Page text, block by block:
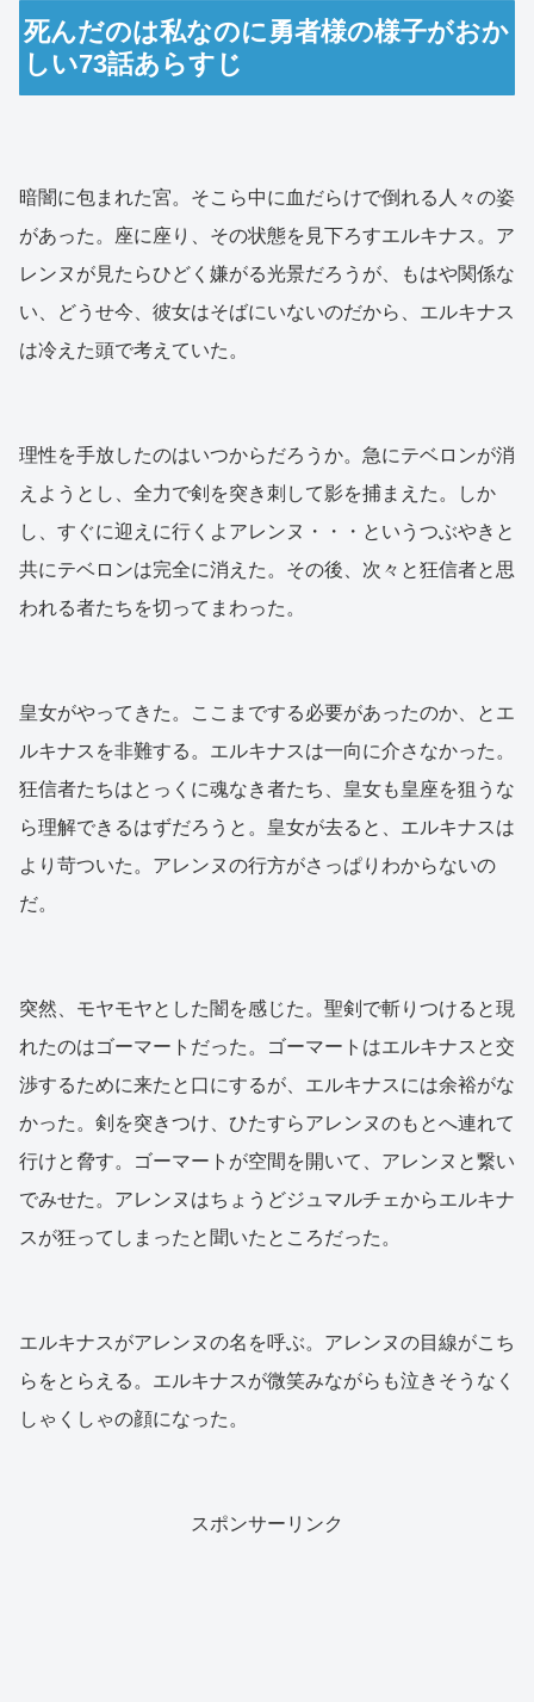
死んだのは私なのに勇者様の様子がおか
しい73話あらすじ
暗闇に包まれた宮。そこら中に血だらけで倒れる人々の姿
があった。座に座り、その状態を見下ろすエルキナス。ア
レンヌが見たらひどく嫌がる光景だろうが、もはや関係な
い、どうせ今、彼女はそばにいないのだから、エルキナス
は冷えた頭で考えていた。
理性を手放したのはいつからだろうか。急にテベロンが消
えようとし、全力で剣を突き刺して影を捕まえた。しか
し、すぐに迎えに行くよアレンヌ・・・というつぶやきと
共にテベロンは完全に消えた。その後、次々と狂信者と思
われる者たちを切ってまわった。
皇女がやってきた。ここまでする必要があったのか、とエ
ルキナスを非難する。エルキナスは一向に介さなかった。
狂信者たちはとっくに魂なき者たち、皇女も皇座を狙うな
ら理解できるはずだろうと。皇女が去ると、エルキナスは
より苛ついた。アレンヌの行方がさっぱりわからないの
だ。
突然、モヤモヤとした闇を感じた。聖剣で斬りつけると現
れたのはゴーマートだった。ゴーマートはエルキナスと交
渉するために来たと口にするが、エルキナスには余裕がな
かった。剣を突きつけ、ひたすらアレンヌのもとへ連れて
行けと脅す。ゴーマートが空間を開いて、アレンヌと繋い
でみせた。アレンヌはちょうどジュマルチェからエルキナ
スが狂ってしまったと聞いたところだった。
エルキナスがアレンヌの名を呼ぶ。アレンヌの目線がこち
らをとらえる。エルキナスが微笑みながらも泣きそうなく
しゃくしゃの顔になった。
スポンサーリンク